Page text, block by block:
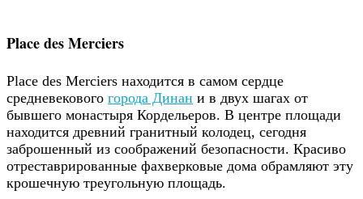
Place des Merciers
Place des Merciers находится в самом сердце
средневекового города Динан и в двух шагах от
бывшего монастыря Кордельеров. В центре площади
находится древний гранитный колодец, сегодня
заброшенный из соображений безопасности. Красиво
отреставрированные фахверковые дома обрамляют эту
крошечную треугольную площадь.